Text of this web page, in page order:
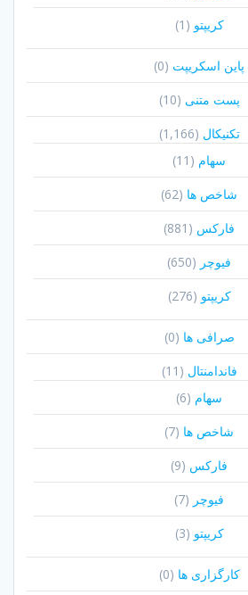
کریپتو (1)
پاین اسکریپت (0)
پست متنی (10)
تکنیکال (1,166)
سهام (11)
شاخص ها (62)
فارکس (881)
فیوچر (650)
کریپتو (276)
صرافی ها (0)
فاندامنتال (11)
سهام (6)
شاخص ها (7)
فارکس (9)
فیوچر (7)
کریپتو (3)
کارگزاری ها (0)